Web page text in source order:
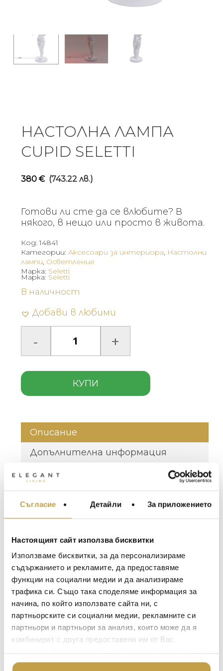
Съгласие Детайли За приложението
Настоящият сайт използва бисквитки
Използваме бисквитки, за да персонализираме
съдържанието и рекламите, да предоставяме
функции на социални медии и да анализираме
трафика си. Също така споделяме информация за
начина, по който използвате сайта ни, с
партньорските си социални медии, рекламните си
партньори и партньори за анализ, които може да я
комбинират с друга предоставена им от Вас
ползването от Ваша страна на услугите им.
НАСТОЛНА ЛАМПА
CUPID SELETTI
380 € (743.22 лв.)
Готови ли сте да се влюбите? В
някого, в нещо или просто в живота.
Код:14841
Категории: Аксесоари за интериора, Настолни
лампи, Осветление
Марка: Seletti
В наличност
Добави в любими
КУПИ
Марка: Seletti
Описание
Допълнителна информация
Материал /
Dimensions
* Включени са червена и бяла крушка / Red
and white bulb included
Готови ли сте да се влюбите? В някого, в
нещо или просто в живота. Нашият
оживен и малко палав Купидон е готов да
пусне своята стрела! Бъдете на
просветлени.
МЕБЕЛИ ЗА ДОМА И
ЗА МАСАТА
ТЕКСТИЛ ЗА ДОМА
АРОМАТИ ЗА ДОМА
ИЗКУСТВО И КНИГИ
ВИСОК КЛАС
МЕБЕЛИ
BACCARAT
TOM DIXON
MICHAEL ARAM
ASSOULINE
SELETTI
DOLCE & GABBANA